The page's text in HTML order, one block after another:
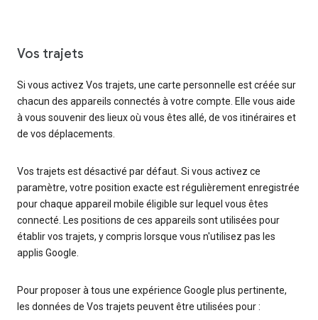
Vos trajets
Si vous activez Vos trajets, une carte personnelle est créée sur
chacun des appareils connectés à votre compte. Elle vous aide
à vous souvenir des lieux où vous êtes allé, de vos itinéraires et
de vos déplacements.
Vos trajets est désactivé par défaut. Si vous activez ce
paramètre, votre position exacte est régulièrement enregistrée
pour chaque appareil mobile éligible sur lequel vous êtes
connecté. Les positions de ces appareils sont utilisées pour
établir vos trajets, y compris lorsque vous n'utilisez pas les
applis Google.
Pour proposer à tous une expérience Google plus pertinente,
les données de Vos trajets peuvent être utilisées pour :